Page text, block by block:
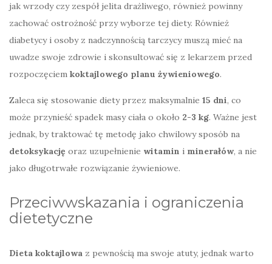
jak wrzody czy zespół jelita drażliwego, również powinny
zachować ostrożność przy wyborze tej diety. Również
diabetycy i osoby z nadczynnością tarczycy muszą mieć na
uwadze swoje zdrowie i skonsultować się z lekarzem przed
rozpoczęciem koktajlowego planu żywieniowego.
Zaleca się stosowanie diety przez maksymalnie 15 dni, co
może przynieść spadek masy ciała o około 2-3 kg. Ważne jest
jednak, by traktować tę metodę jako chwilowy sposób na
detoksykację oraz uzupełnienie witamin i minerałów, a nie
jako długotrwałe rozwiązanie żywieniowe.
Przeciwwskazania i ograniczenia
dietetyczne
Dieta koktajlowa z pewnością ma swoje atuty, jednak warto